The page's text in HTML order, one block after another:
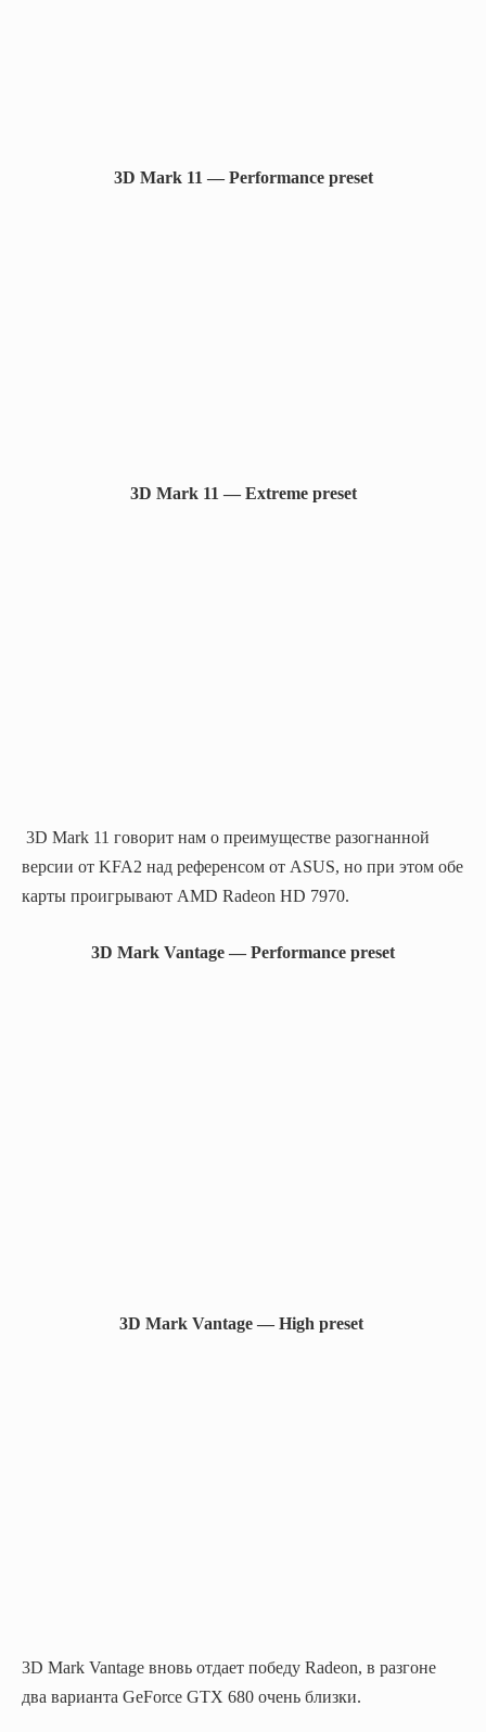
3D Mark 11 — Performance preset
3D Mark 11 — Extreme preset
3D Mark 11 говорит нам о преимуществе разогнанной
версии от KFA2 над референсом от ASUS, но при этом обе
карты проигрывают AMD Radeon HD 7970.
3D Mark Vantage — Performance preset
3D Mark Vantage — High preset
3D Mark Vantage вновь отдает победу Radeon, в разгоне
два варианта GeForce GTX 680 очень близки.